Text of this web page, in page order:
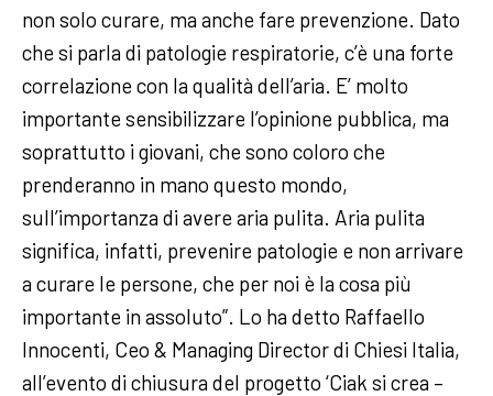
non solo curare, ma anche fare prevenzione. Dato
che si parla di patologie respiratorie, c’è una forte
correlazione con la qualità dell’aria. E’ molto
importante sensibilizzare l’opinione pubblica, ma
soprattutto i giovani, che sono coloro che
prenderanno in mano questo mondo,
sull’importanza di avere aria pulita. Aria pulita
significa, infatti, prevenire patologie e non arrivare
a curare le persone, che per noi è la cosa più
importante in assoluto”. Lo ha detto Raffaello
Innocenti, Ceo & Managing Director di Chiesi Italia,
all’evento di chiusura del progetto ‘Ciak si crea –